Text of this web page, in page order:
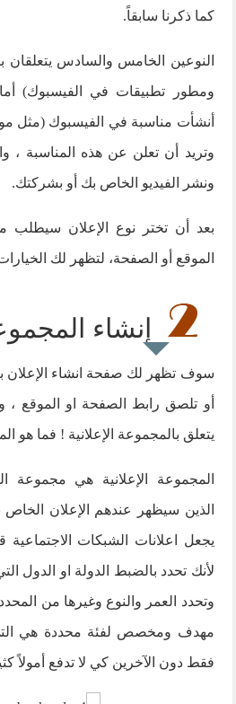
كما ذكرنا سابقاً.
النوعين الخامس والسادس يتعلقان
ومطور تطبيقات في الفيسبوك) أما
أنشأت مناسبة في الفيسبوك (مثل
وتريد أن تعلن عن هذه المناسبة ،
ونشر الفيديو الخاص بك أو بشركتك.
بعد أن تختر نوع الإعلان سيطلب
الموقع أو الصفحة، لتظهر لك
إنشاء
سوف تظهر لك صفحة انشاء الإعلان
أو تلصق رابط الصفحة او الموقع ،
يتعلق بالمجموعة الإعلانية ! فما هو
المجموعة الإعلانية هي مجموعة
الذين سيظهر عندهم الإعلان
يجعل اعلانات الشبكات
لأنك تحدد بالضبط الدولة او الدول
وتحدد العمر والنوع وغيرها من
مهدف ومخصص لفئة محددة هي
فقط دون الآخرين كي لا تدفع أمولاً